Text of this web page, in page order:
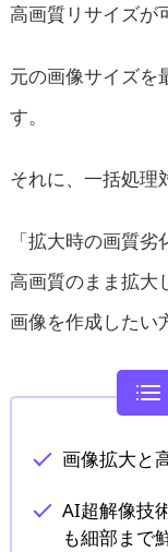
高画質リサイズが
元の画像サイズを
す。
それに、一括処理
「拡大時の画質
高画質のまま拡大
画像を作成したい
画像拡大と
AI超解像技
も細部まで